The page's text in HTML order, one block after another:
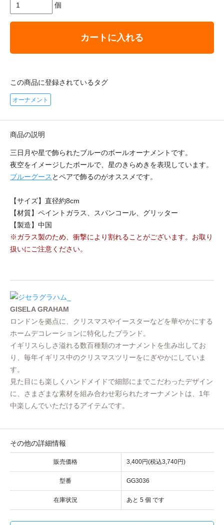
個
カートに入れる
この商品に登録されているタグ
オーナメント
商品の説明
三日月や星で飾られたブルーのボールオーナメントです。
夜空をイメージしたボールで、星のきらめきを表現しています。
ブルーグース とペアで飾るのがオススメです。
【サイズ】直径約8cm
【材質】ペイントガラス、スパンコール、グリッター
【製造】中国
※ガラス製のため、衝撃により割れることがございます。お取り
扱いにご注意ください。
GISELA GRAHAM
ロンドンを拠点に、クリスマスやイースターなどを華やかにする
ホームデコレーションに特化したブランド。
イギリスらしさ溢れる数百種類のオーナメントを生み出してお
り、毎年イギリス中のクリスマスツリーをにぎやかにしていま
す。
見た目にも楽しくハンドメイドで細部にまでこだわったデザイン
に、さまざまな素材を組み合わせ彩られたオーナメントは、1年
中楽しんでいただけるアイテムです。
その他の詳細情報
販売価格 3,400円(税込3,740円)
型番 GG3036
在庫状況 あと 5 個 です